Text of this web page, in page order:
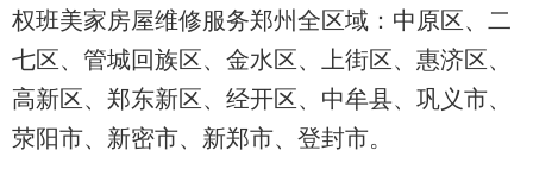
权班美家房屋维修服务郑州全区域：中原区、二
七区、管城回族区、金水区、上街区、惠济区、
高新区、郑东新区、经开区、中牟县、巩义市、
荥阳市、新密市、新郑市、登封市。